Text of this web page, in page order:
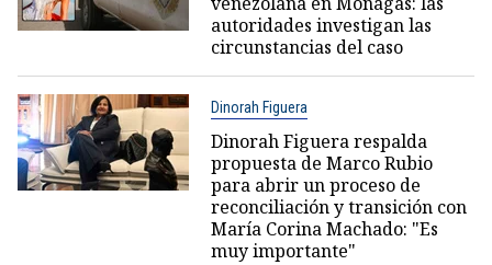
autoridades investigan las
circunstancias del caso
Dinorah Figuera
Dinorah Figuera respalda
propuesta de Marco Rubio
para abrir un proceso de
reconciliación y transición con
María Corina Machado: "Es
muy importante"